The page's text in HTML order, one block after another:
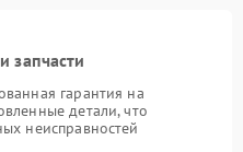
запчасти
гарантия на
детали, что
неисправностей